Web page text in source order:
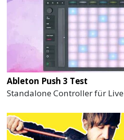
Ableton Push 3 Test
Standalone Controller für Live